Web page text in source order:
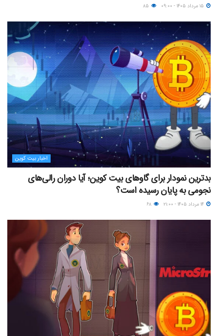
اخبار بیت کوین
بدترین نمودار برای گاوهای بیت کوین؛ آیا دوران رالی‌های
نجومی به پایان رسیده است؟